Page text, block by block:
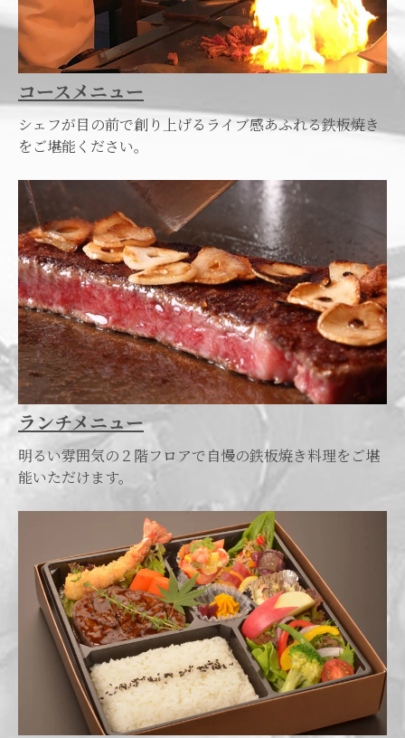
コースメニュー
シェフが目の前で創り上げるライブ感あふれる鉄板焼き
をご堪能ください。
ランチメニュー
明るい雰囲気の２階フロアで自慢の鉄板焼き料理をご堪
能いただけます。